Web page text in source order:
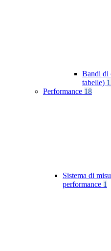
Bandi di
tabelle)
Performance 18
Sistema di
performance 1